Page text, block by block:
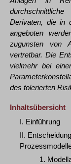
Derivaten, die in
angeboten
zugunsten von
vertretbar. Die
vielmehr bei
des tolerierten
Inhaltsübersicht
I. Einführung
II.
1.